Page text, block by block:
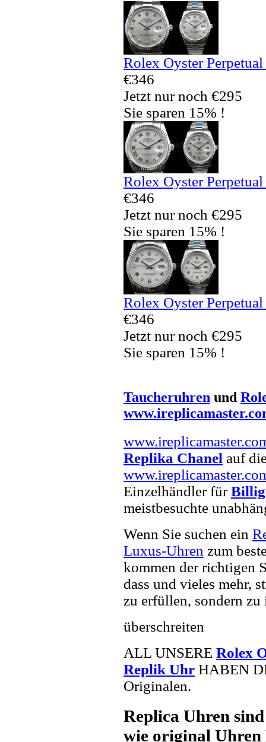
Rolex Oyster
€346
Jetzt nur noch €295
Sie sparen 15% !
Rolex Oyster
€346
Jetzt nur noch €295
Sie sparen 15% !
Rolex Oyster
€346
Jetzt nur noch €295
Sie sparen 15% !
Taucheruhren und
Replika Chanel auf
Einzelhändler für
meistbesuchte
Wenn Sie suchen ein
Luxus-Uhren zum
kommen der richtigen
dass und vieles mehr,
zu erfüllen, sondern zu
überschreiten
ALL UNSERE Rolex
Replik Uhr HABEN
Originalen.
Replica Uhren
wie original Uhren